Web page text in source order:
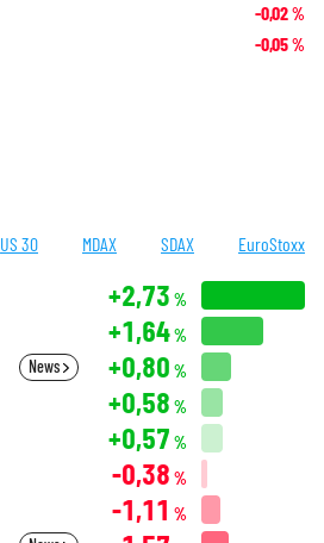
-0,02%
-0,05%
US 30 MDAX SDAX EuroStoxx
+2,73 %
+1,64%
News +0,80 %
+0,58 %
+0,57 %
-0,38 %
-1,11 %